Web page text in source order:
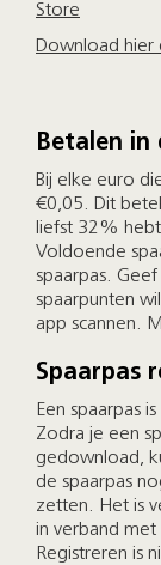
Store
Download hier
Betalen in
Bij elke euro
€0,05. Dit
liefst 32%
Voldoende
spaarpas.
spaarpunten
app scannen.
Spaarpas
Een spaarpas
Zodra je een
gedownload,
de spaarpas
zetten. Het is
in verband met
Registreren is